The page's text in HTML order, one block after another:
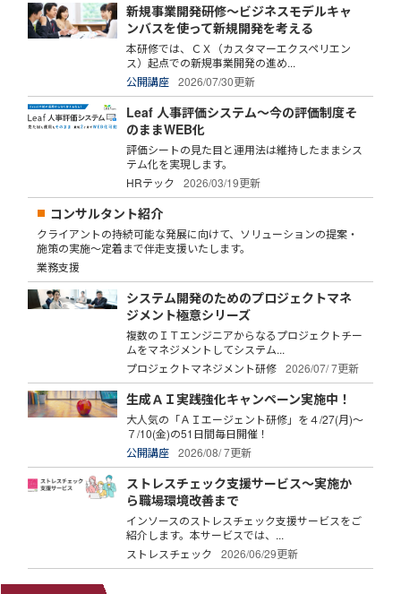
新規事業開発研修～ビジネスモデルキャ
ンバスを使って新規開発を考える
本研修では、ＣＸ（カスタマーエクスペリエン
ス）起点での新規事業開発の進め...
公開講座
2026/07/30更新
Leaf 人事評価システム～今の評価制度そ
のままWEB化
評価シートの見た目と運用法は維持したままシス
テム化を実現します。
HRテック
2026/03/19更新
コンサルタント紹介
クライアントの持続可能な発展に向けて、ソリューションの提案・
施策の実施～定着まで伴走支援いたします。
業務支援
システム開発のためのプロジェクトマネ
ジメント極意シリーズ
複数のＩＴエンジニアからなるプロジェクトチー
ムをマネジメントしてシステム...
プロジェクトマネジメント研修
2026/07/ 7更新
生成ＡＩ実践強化キャンペーン実施中！
大人気の「ＡＩエージェント研修」を４/27(月)～
７/10(金)の51日間毎日開催！
公開講座
2026/08/ 7更新
ストレスチェック支援サービス～実施か
ら職場環境改善まで
インソースのストレスチェック支援サービスをご
紹介します。本サービスでは、...
ストレスチェック
2026/06/29更新